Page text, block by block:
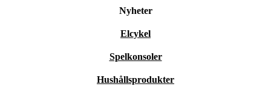
Nyheter
Elcykel
Spelkonsoler
Hushållsprodukter